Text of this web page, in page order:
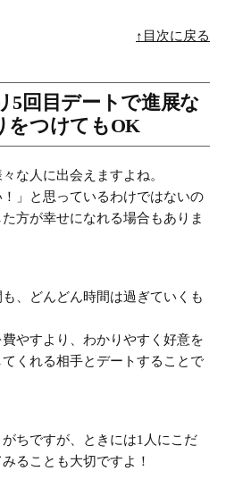
↑目次に戻る
5回目デートで進展な
をつけてもOK
な人に出会えますよね。
」と思っているわけではないの
方が幸せになれる場合もありま
、どんどん時間は過ぎていくも
やすより、わかりやすく好意を
くれる相手とデートすることで
ちですが、ときには1人にこだ
る ことも大切ですよ！